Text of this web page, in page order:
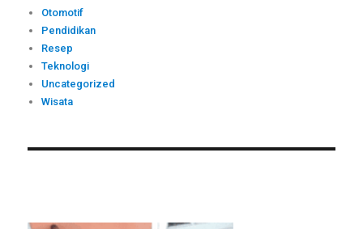
Otomotif
Pendidikan
Resep
Teknologi
Uncategorized
Wisata